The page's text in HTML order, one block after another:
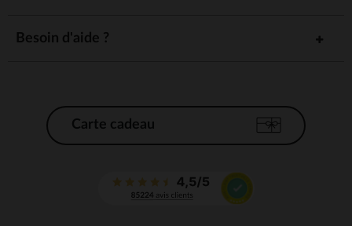
Besoin d'aide ?
Carte cadeau